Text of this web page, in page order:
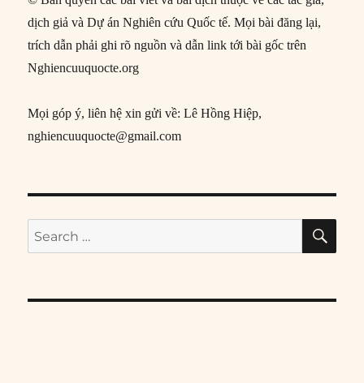
dịch giả và Dự án Nghiên cứu Quốc tế. Mọi bài đăng lại,
trích dẫn phải ghi rõ nguồn và dẫn link tới bài gốc trên
Nghiencuuquocte.org
Mọi góp ý, liên hệ xin gửi về: Lê Hồng Hiệp,
nghiencuuquocte@gmail.com
Search
for: